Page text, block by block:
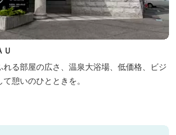
Ｕ
れる部屋の広さ、温泉大浴場、低価格、ビジ
憩いのひとときを。